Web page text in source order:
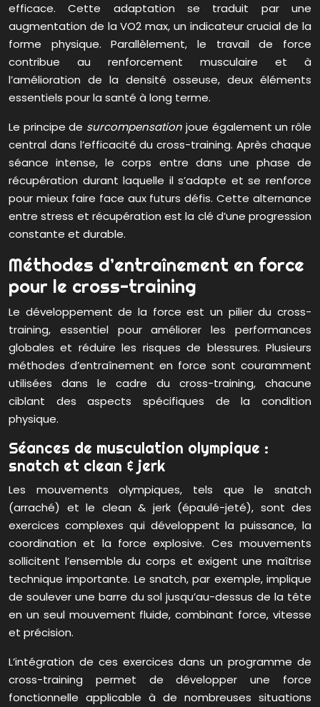
efficace. Cette adaptation se traduit par une
augmentation de la VO2 max, un indicateur crucial de la
forme physique. Parallèlement, le travail de force
contribue au renforcement musculaire et à
l’amélioration de la densité osseuse, deux éléments
essentiels pour la santé à long terme.
Le principe de surcompensation joue également un rôle
central dans l’efficacité du cross-training. Après chaque
séance intense, le corps entre dans une phase de
récupération durant laquelle il s’adapte et se renforce
pour mieux faire face aux futurs défis. Cette alternance
entre stress et récupération est la clé d’une progression
constante et durable.
Méthodes d’entraînement en force
pour le cross-training
Le développement de la force est un pilier du cross-
training, essentiel pour améliorer les performances
globales et réduire les risques de blessures. Plusieurs
méthodes d’entraînement en force sont couramment
utilisées dans le cadre du cross-training, chacune
ciblant des aspects spécifiques de la condition
physique.
Séances de musculation olympique :
snatch et clean & jerk
Les mouvements olympiques, tels que le snatch
(arraché) et le clean & jerk (épaulé-jeté), sont des
exercices complexes qui développent la puissance, la
coordination et la force explosive. Ces mouvements
sollicitent l’ensemble du corps et exigent une maîtrise
technique importante. Le snatch, par exemple, implique
de soulever une barre du sol jusqu’au-dessus de la tête
en un seul mouvement fluide, combinant force, vitesse
et précision.
L’intégration de ces exercices dans un programme de
cross-training permet de développer une force
fonctionnelle applicable à de nombreuses situations